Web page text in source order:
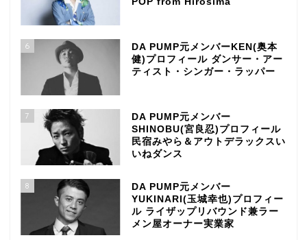
6
DA PUMP元メンバーKEN(奥本
健)プロフィール ダンサー・アー
ティスト・シンガー・ラッパー
7
DA PUMP元メンバー
SHINOBU(宮良忍)プロフィール
民宿みやら＆アウトデラックスい
いねダンス
8
DA PUMP元メンバー
YUKINARI(玉城幸也)プロフィー
ル ライザップリバウンド兼ラー
メン屋オーナー実業家